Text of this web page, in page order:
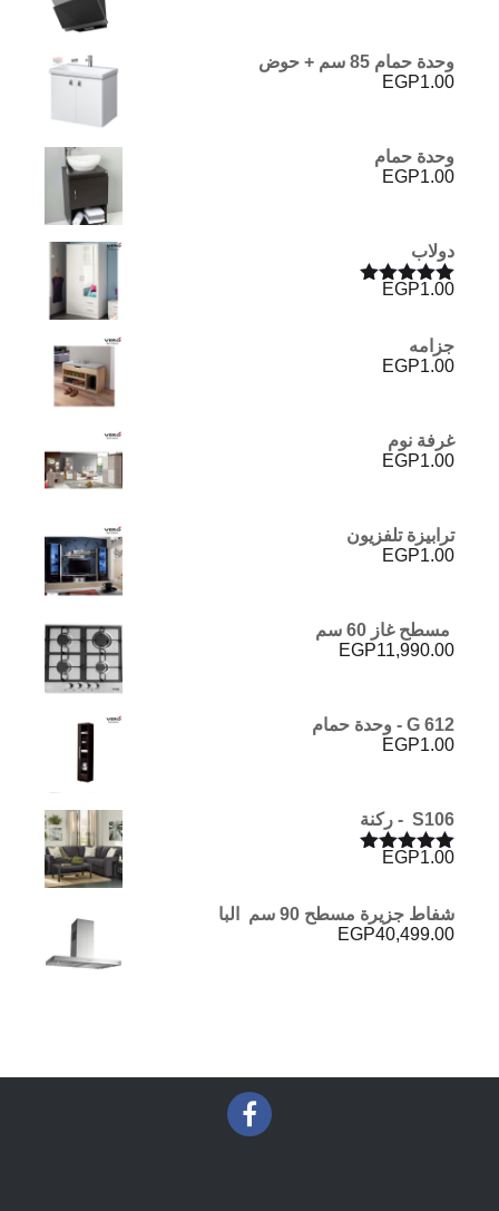
وحدة حمام 85 سم + حوض
EGP1.00
وحدة حمام
EGP1.00
دولاب
تم التقييم
EGP1.00
جزامه
EGP1.00
غرفة نوم
EGP1.00
ترابيزة تلفزيون
EGP1.00
مسطح غاز 60 سم
EGP11,990.00
G 612 - وحدة حمام
EGP1.00
S106 - ركنة
تم التقييم
EGP1.00
شفاط جزيرة مسطح 90 سم البا
EGP40,499.00